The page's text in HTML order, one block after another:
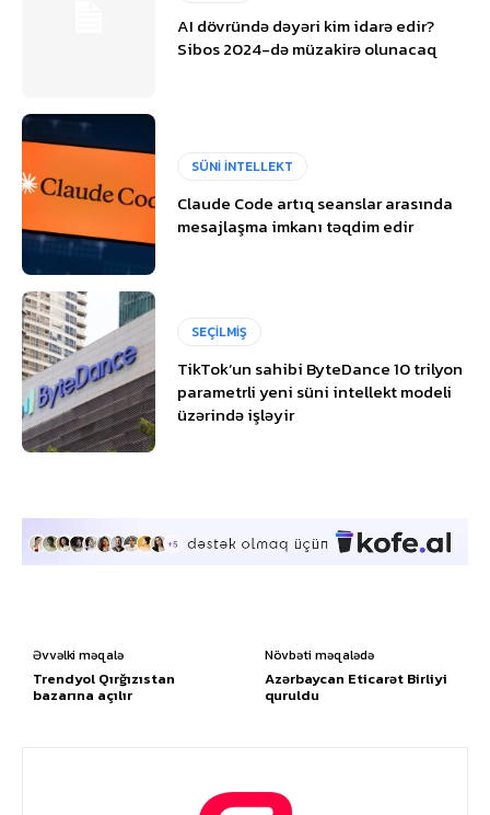
AI dövründə dəyəri kim idarə edir?
Sibos 2024-də müzakirə olunacaq
SÜNİ İNTELLEKT
Claude Code artıq seanslar arasında
mesajlaşma imkanı təqdim edir
SEÇİLMİŞ
TikTok’un sahibi ByteDance 10 trilyon
parametrli yeni süni intellekt modeli
üzərində işləyir
Əvvəlki məqalə
Trendyol Qırğızıstan
bazarına açılır
Növbəti məqalədə
Azərbaycan Eticarət Birliyi
quruldu